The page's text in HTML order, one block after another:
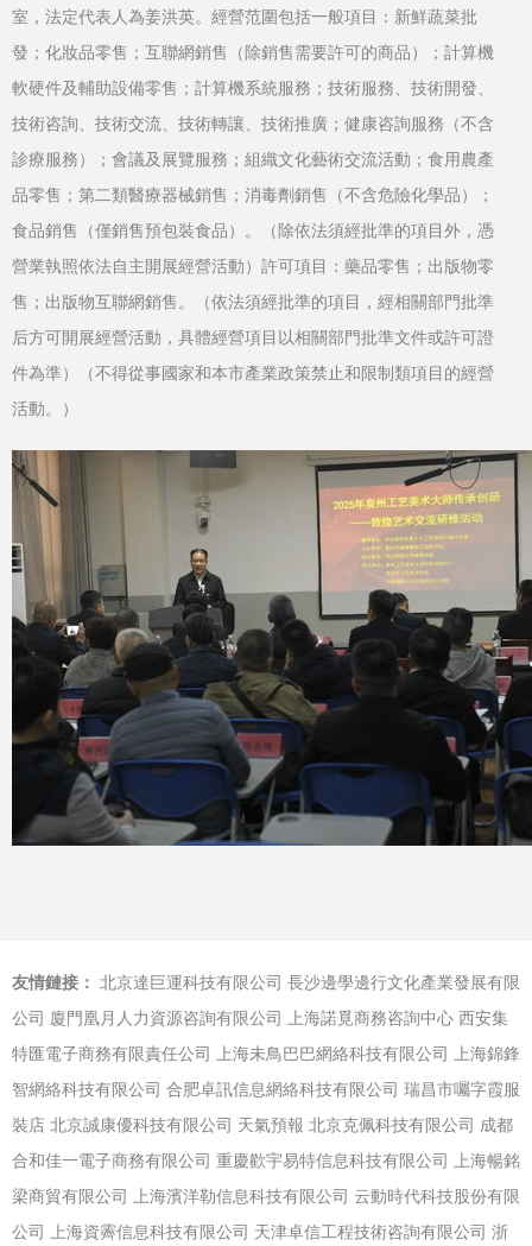
室，法定代表人為姜洪英。經營范圍包括一般項目：新鮮蔬菜批
發；化妝品零售；互聯網銷售（除銷售需要許可的商品）；計算機
軟硬件及輔助設備零售；計算機系統服務；技術服務、技術開發、
技術咨詢、技術交流、技術轉讓、技術推廣；健康咨詢服務（不含
診療服務）；會議及展覽服務；組織文化藝術交流活動；食用農產
品零售；第二類醫療器械銷售；消毒劑銷售（不含危險化學品）；
食品銷售（僅銷售預包裝食品）。（除依法須經批準的項目外，憑
營業執照依法自主開展經營活動）許可項目：藥品零售；出版物零
售；出版物互聯網銷售。（依法須經批準的項目，經相關部門批準
后方可開展經營活動，具體經營項目以相關部門批準文件或許可證
件為準）（不得從事國家和本市產業政策禁止和限制類項目的經營
活動。）
友情鏈接： 北京達巨運科技有限公司 長沙邊學邊行文化產業發展有限
公司 廈門凰月人力資源咨詢有限公司 上海諾覓商務咨詢中心 西安集
特匯電子商務有限責任公司
上海未鳥巴巴網絡科技有限公司
上海錦鋒
智網絡科技有限公司 合肥卓訊信息網絡科技有限公司 瑞昌市囑字霞服
裝店 北京誠康優科技有限公司 天氣預報 北京克佩科技有限公司 成都
合和佳一電子商務有限公司 重慶歡宇易特信息科技有限公司
上海暢銘
梁商貿有限公司
上海濱洋勒信息科技有限公司 云動時代科技股份有限
公司
上海資霽信息科技有限公司 天津卓信工程技術咨詢有限公司 浙